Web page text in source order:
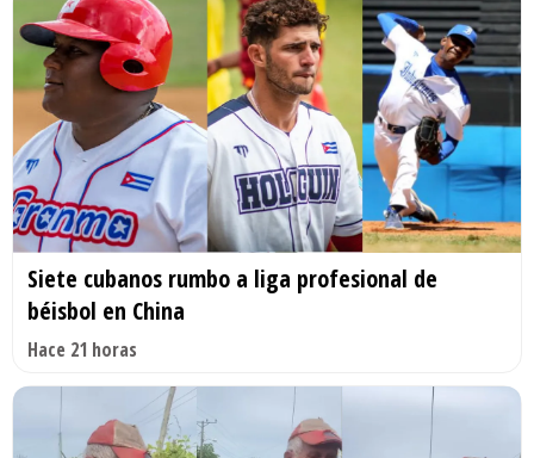
Siete cubanos rumbo a liga profesional de
béisbol en China
Hace 21 horas